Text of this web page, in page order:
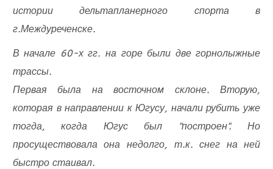
истории дельтапланерного спорта в
г.Междуреченске.
В начале 60-х гг. на горе были две горнолыжные
трассы.
Первая была на восточном склоне. Вторую,
которая в направлении к Югусу, начали рубить уже
тогда, когда Югус был "построен". Но
просуществовала она недолго, т.к. снег на ней
быстро стаивал.